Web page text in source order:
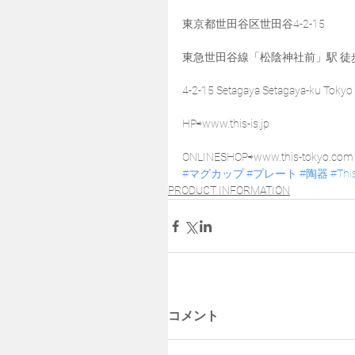
東京都世田谷区世田谷4-2-15
東急世田谷線「松陰神社前」駅 徒
4-2-15 Setagaya Setagaya-ku Tokyo
HP⇨www.this-is.jp
ONLINESHOP⇨www.this-tokyo.com
#マグカップ#プレート #陶器
PRODUCT INFORMATION
コメント